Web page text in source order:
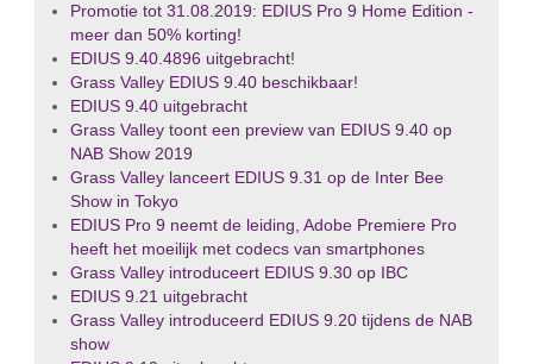
Promotie tot 31.08.2019: EDIUS Pro 9 Home Edition -
meer dan 50% korting!
EDIUS 9.40.4896 uitgebracht!
Grass Valley EDIUS 9.40 beschikbaar!
EDIUS 9.40 uitgebracht
Grass Valley toont een preview van EDIUS 9.40 op
NAB Show 2019
Grass Valley lanceert EDIUS 9.31 op de Inter Bee
Show in Tokyo
EDIUS Pro 9 neemt de leiding, Adobe Premiere Pro
heeft het moeilijk met codecs van smartphones
Grass Valley introduceert EDIUS 9.30 op IBC
EDIUS 9.21 uitgebracht
Grass Valley introduceerd EDIUS 9.20 tijdens de NAB
show